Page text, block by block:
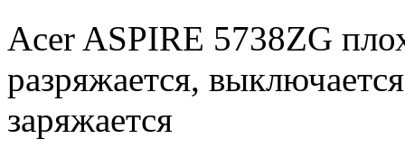
Acer ASPIRE 5738ZG
разряжается,
заряжается